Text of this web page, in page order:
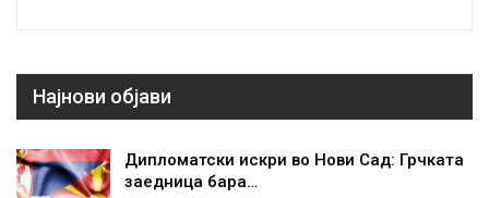
Најнови објави
Дипломатски искри во Нови Сад: Грчката
заедница бара…